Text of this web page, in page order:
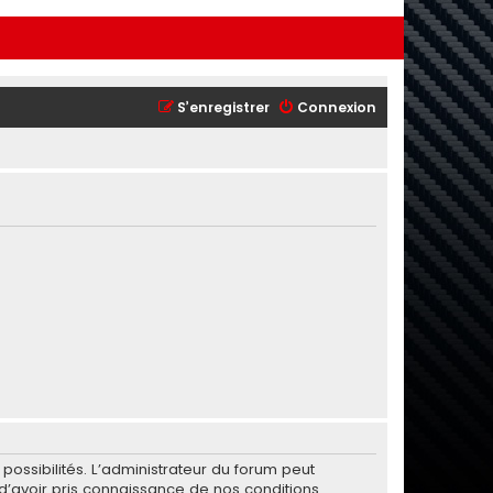
Connexion
S’enregistrer
L’administrateur du forum peut